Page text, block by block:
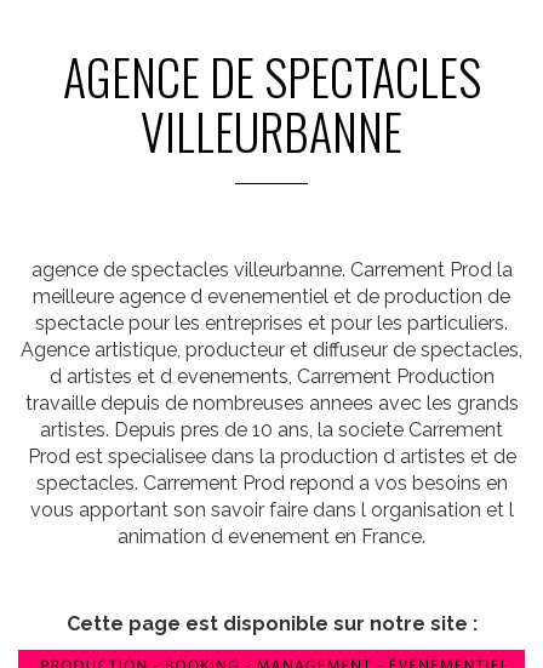
AGENCE DE SPECTACLES
VILLEURBANNE
agence de spectacles villeurbanne. Carrement Prod la
meilleure agence d evenementiel et de production de
spectacle pour les entreprises et pour les particuliers.
Agence artistique, producteur et diffuseur de spectacles,
d artistes et d evenements, Carrement Production
travaille depuis de nombreuses annees avec les grands
artistes. Depuis pres de 10 ans, la societe Carrement
Prod est specialisee dans la production d artistes et de
spectacles. Carrement Prod repond a vos besoins en
vous apportant son savoir faire dans l organisation et l
animation d evenement en France.
Cette page est disponible sur notre site :